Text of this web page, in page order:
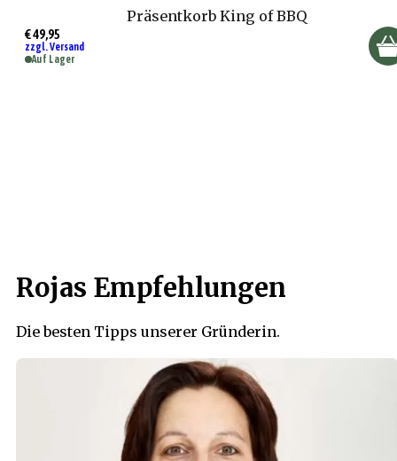
Präsentkorb King of BBQ
€ 49,95
zzgl. Versand
Auf Lager
Rojas Empfehlungen
Die besten Tipps unserer Gründerin.